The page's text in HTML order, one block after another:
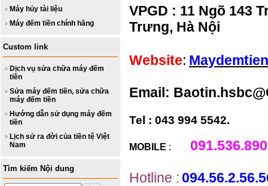
Máy hủy tài liệu
Máy đếm tiền chính hãng
Custom link
Dịch vụ sửa chữa máy đếm
tiền
Sửa máy đếm tiền, sửa chữa
máy đếm tiền
Hướng dẫn sử dụng máy đếm
tiền
Lịch sử ra đời của tiền tệ Việt
Nam
Tìm kiếm Nội dung
VPGD : 11 Ngõ 143
Trưng, Hà Nội
Website:
Email:
Tel : 043 994 5542.
MOBILE :
Hotline :